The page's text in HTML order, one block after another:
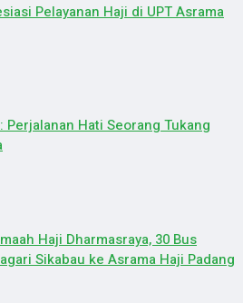
Pelayanan Haji di UPT Asrama
Perjalanan Hati Seorang Tukang
Haji Dharmasraya, 30 Bus
Sikabau ke Asrama Haji Padang